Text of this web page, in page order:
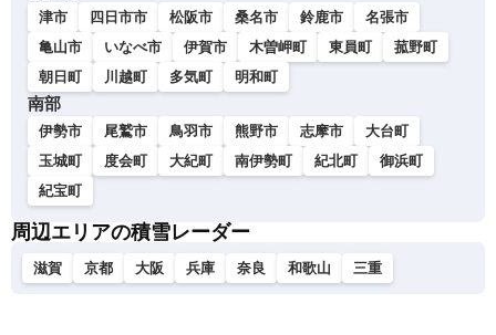
津市 四日市市 松阪市 桑名市 鈴鹿市
名張市
亀山市
いなべ市 伊賀市 木曽岬町 東員町
菰野町
朝日町
川越町 多気町 明和町
南部
伊勢市 尾鷲市 鳥羽市 熊野市 志摩市
大台町
玉城町
度会町 大紀町 南伊勢町 紀北町
御浜町
紀宝町
周辺エリアの積雪レーダー
滋賀 京都 大阪 兵庫 奈良 和歌山 三重